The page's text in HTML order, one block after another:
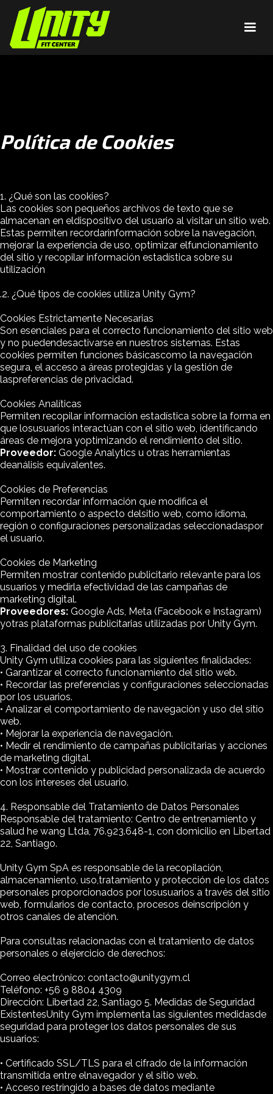
Política de Cookies
1. ¿Qué son las cookies?
Las cookies son pequeños archivos de texto que se
almacenan en eldispositivo del usuario al visitar un sitio web.
Estas permiten recordarinformación sobre la navegación,
mejorar la experiencia de uso, optimizar elfuncionamiento
del sitio y recopilar información estadística sobre su
utilización
.2. ¿Qué tipos de cookies utiliza Unity Gym?
Cookies Estrictamente Necesarias
Son esenciales para el correcto funcionamiento del sitio web
y no puedendesactivarse en nuestros sistemas. Estas
cookies permiten funciones básicascomo la navegación
segura, el acceso a áreas protegidas y la gestión de
laspreferencias de privacidad.
Cookies Analíticas
Permiten recopilar información estadística sobre la forma en
que losusuarios interactúan con el sitio web, identificando
áreas de mejora yoptimizando el rendimiento del sitio.
Proveedor: Google Analytics u otras herramientas
deanálisis equivalentes.
Cookies de Preferencias
Permiten recordar información que modifica el
comportamiento o aspecto delsitio web, como idioma,
región o configuraciones personalizadas seleccionadaspor
el usuario.
Cookies de Marketing
Permiten mostrar contenido publicitario relevante para los
usuarios y medirla efectividad de las campañas de
marketing digital.
Proveedores: Google Ads, Meta (Facebook e Instagram)
yotras plataformas publicitarias utilizadas por Unity Gym.
3. Finalidad del uso de cookies
Unity Gym utiliza cookies para las siguientes finalidades:
• Garantizar el correcto funcionamiento del sitio web.
• Recordar las preferencias y configuraciones seleccionadas
por los usuarios.
• Analizar el comportamiento de navegación y uso del sitio
web.
• Mejorar la experiencia de navegación.
• Medir el rendimiento de campañas publicitarias y acciones
de marketing digital.
• Mostrar contenido y publicidad personalizada de acuerdo
con los intereses del usuario.
4. Responsable del Tratamiento de Datos Personales
Responsable del tratamiento: Centro de entrenamiento y
salud he wang Ltda, 76.923.648-1, con domicilio en Libertad
22, Santiago.
Unity Gym SpA es responsable de la recopilación,
almacenamiento, uso,tratamiento y protección de los datos
personales proporcionados por losusuarios a través del sitio
web, formularios de contacto, procesos deinscripción y
otros canales de atención.
Para consultas relacionadas con el tratamiento de datos
personales o elejercicio de derechos:
Correo electrónico: contacto@unitygym.cl
Teléfono: +56 9 8804 4309
Dirección: Libertad 22, Santiago 5. Medidas de Seguridad
ExistentesUnity Gym implementa las siguientes medidasde
seguridad para proteger los datos personales de sus
usuarios:
• Certificado SSL/TLS para el cifrado de la información
transmitida entre elnavegador y el sitio web.
• Acceso restringido a bases de datos mediante